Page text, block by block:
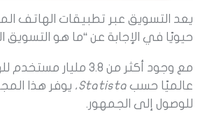
يعد التسويق عبر تطبيقات الهاتف
حيويًا في الإجابة عن “ما هو التسويق
مع وجود أكثر من 3.8 مليار
عالميًا حسب Statista، يوفر هذا
للوصول إلى الجمهور.